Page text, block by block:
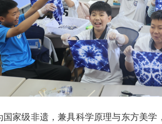
国家级非遗，兼具科学原理与东方美学